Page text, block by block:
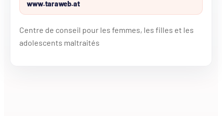
www.taraweb.at
Centre de conseil pour les femmes, les filles et les
adolescents maltraités